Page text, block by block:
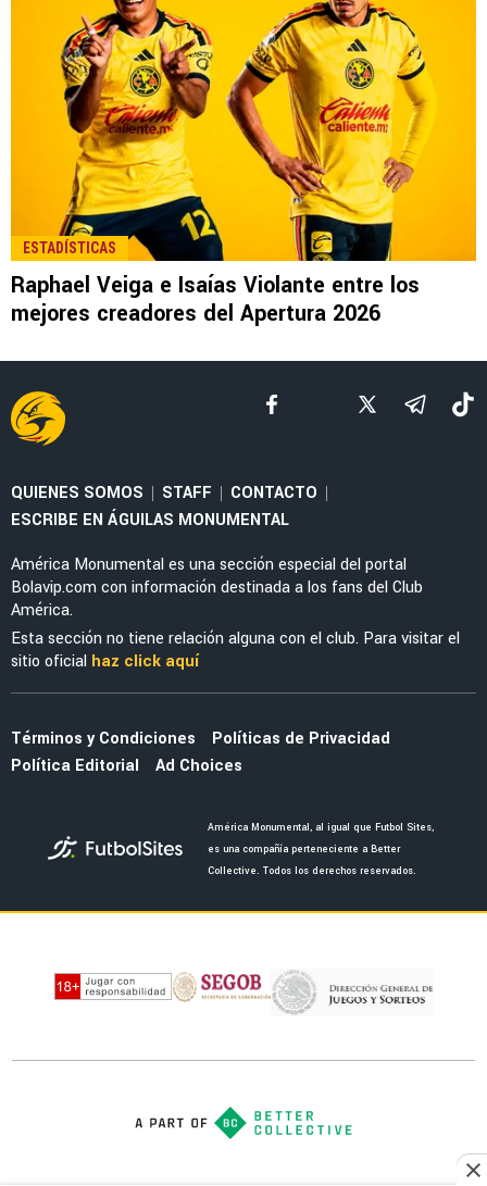
LEE TAMBIÉN
NOTICIAS
La alineación del América de Guillermo
Almada con el refuerzo Óscar Perea
La fecha en la que saldrán los uniformes del